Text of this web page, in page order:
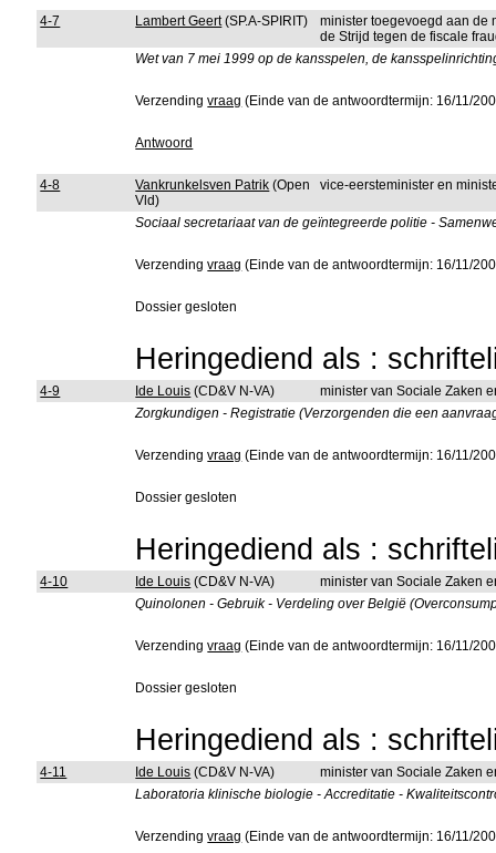
4-7 Lambert Geert(SP.A-SPIRIT)
minister toegevoegd aan de
de Strijd tegen de fiscale
Wet van 7 mei 1999 op de kansspelen, de
Verzendingvraag (Einde van de antwoordtermijn: 16/11/
Antwoord
4-8 Vankrunkelsven Patrik (Open
Vld)
vice-eersteminister en
Sociaal secretariaat van de geïntegreerde politie -
Verzendingvraag (Einde van de antwoordtermijn: 16/11/
Dossier gesloten
Heringediend als :
4-9 Ide Louis (CD&V N-VA)
minister van Sociale Zaken
Zorgkundigen - Registratie (Verzorgenden die een
Verzendingvraag (Einde van de antwoordtermijn: 16/11/
Dossier gesloten
Heringediend als :
4-10 Ide Louis (CD&V N-VA)
minister van Sociale Zaken
Quinolonen - Gebruik - Verdeling over België
Verzendingvraag (Einde van de antwoordtermijn: 16/11/
Dossier gesloten
Heringediend als :
4-11 Ide Louis (CD&V N-VA)
minister van Sociale Zaken
Laboratoria klinische biologie - Accreditatie -
Verzendingvraag (Einde van de antwoordtermijn: 16/11/